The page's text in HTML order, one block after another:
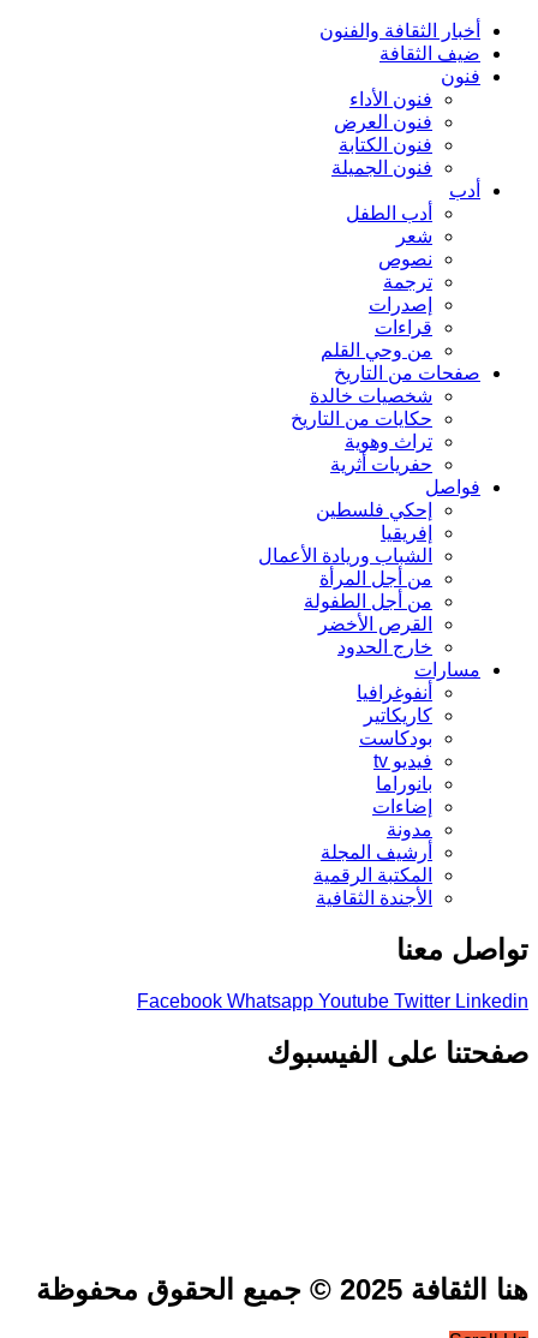
أخبار الثقافة والفنون
ضيف الثقافة
فنون
فنون الأداء
فنون العرض
فنون الكتابة
فنون الجميلة
أدب
أدب الطفل
شعر
نصوص
ترجمة
إصدرات
قراءات
من وحي القلم
صفحات من التاريخ
شخصيات خالدة
حكايات من التاريخ
تراث وهوية
حفريات أثرية
فواصل
إحكي فلسطين
إفريقيا
الشباب وريادة الأعمال
من أجل المرأة
من أجل الطفولة
القرص الأخضر
خارج الحدود
مسارات
أنفوغرافيا
كاريكاتير
بودكاست
فيديو tv
بانوراما
إضاءات
مدونة
أرشيف المجلة
المكتبة الرقمية
الأجندة الثقافية
تواصل معنا
Facebook Whatsapp Youtube Twitter Linkedin
صفحتنا على الفيسبوك
هنا الثقافة 2025 © جميع الحقوق محفوظة